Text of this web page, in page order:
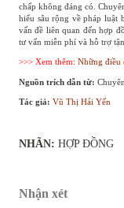
chấp không đáng có.
hiểu sâu rộng về pháp luật
vấn đề liên quan đến hợp
tư vấn miễn phí và hỗ trợ
>>> Xem thêm: Những điều
Nguồn trích dẫn từ:
Tác giả: Vũ Thị Hải Yến
NHÃN: HỢP ĐỒNG
Nhận xét